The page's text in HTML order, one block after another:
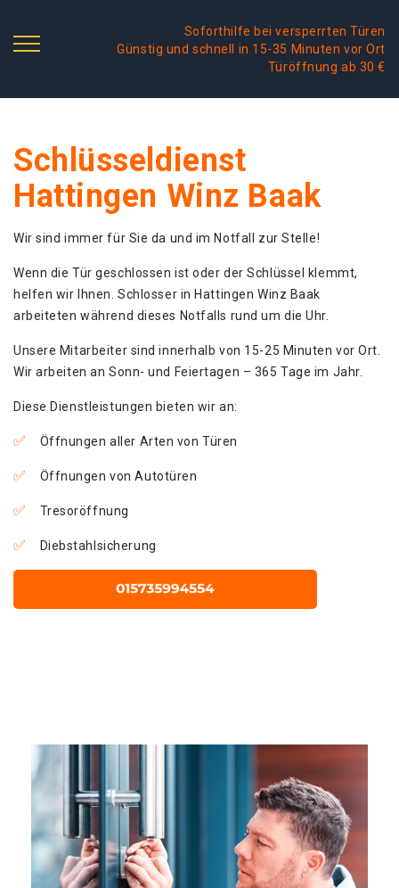
Soforthilfe bei versperrten Türen
Günstig und schnell in 15-35 Minuten vor Ort
Türöffnung ab 30 €
Schlüsseldienst
Hattingen Winz Baak
Wir sind immer für Sie da und im Notfall zur Stelle!
Wenn die Tür geschlossen ist oder der Schlüssel klemmt,
helfen wir Ihnen. Schlosser in Hattingen Winz Baak
arbeiteten während dieses Notfalls rund um die Uhr.
Unsere Mitarbeiter sind innerhalb von 15-25 Minuten vor Ort.
Wir arbeiten an Sonn- und Feiertagen – 365 Tage im Jahr.
Diese Dienstleistungen bieten wir an:
Öffnungen aller Arten von Türen
Öffnungen von Autotüren
Tresoröffnung
Diebstahlsicherung